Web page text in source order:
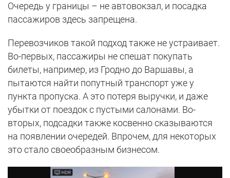
Очередь у границы – не автовокзал, и посадка
пассажиров здесь запрещена.
Перевозчиков такой подход также не устраивает.
Во-первых, пассажиры не спешат покупать
билеты, например, из Гродно до Варшавы, а
пытаются найти попутный транспорт уже у
пункта пропуска. А это потеря выручки, и даже
убытки от поездок с пустыми салонами. Во-
вторых, подсадки также косвенно сказываются
на появлении очередей. Впрочем, для некоторых
это стало своеобразным бизнесом.